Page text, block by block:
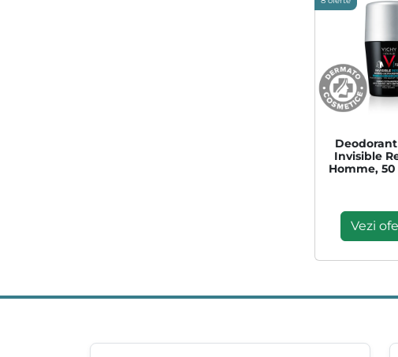
Invisible
Homme,
Vezi